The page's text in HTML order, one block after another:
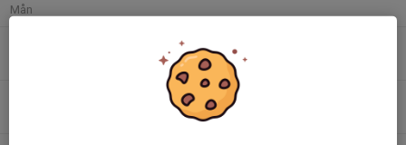
Mån